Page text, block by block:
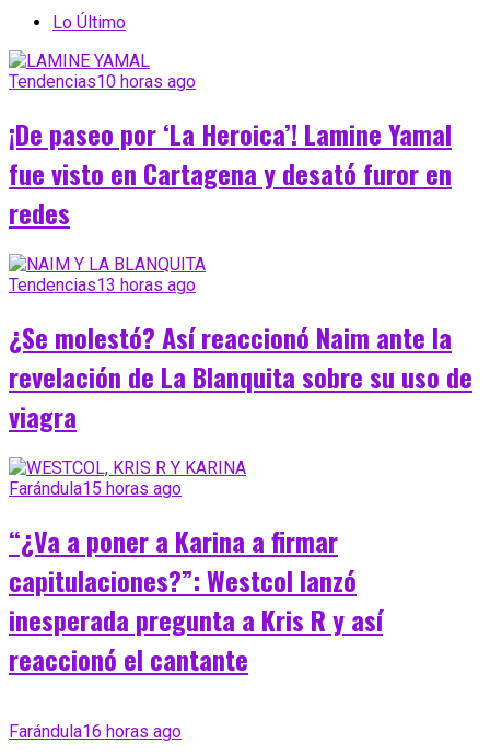
Lo Último
Tendencias10 horas ago
¡De paseo por ‘La Heroica’! Lamine Yamal
fue visto en Cartagena y desató furor en
redes
Tendencias13 horas ago
¿Se molestó? Así reaccionó Naim ante la
revelación de La Blanquita sobre su uso de
viagra
Farándula15 horas ago
“¿Va a poner a Karina a firmar
capitulaciones?”: Westcol lanzó
inesperada pregunta a Kris R y así
reaccionó el cantante
Farándula16 horas ago